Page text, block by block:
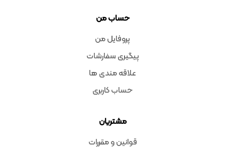
حساب من
پروفایل من
پیگیری سفارشات
علاقه مندی ها
حساب کاربری
مشتریان
قوانین و مقررات